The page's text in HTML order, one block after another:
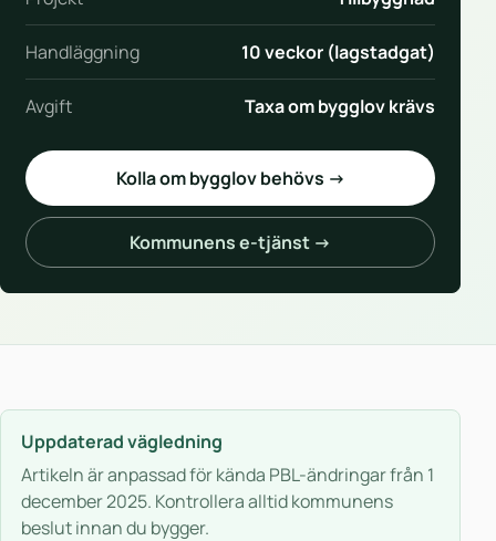
Handläggning 10 veckor (lagstadgat)
Avgift Taxa om bygglov krävs
Kolla om bygglov behövs →
Kommunens e-tjänst →
Uppdaterad vägledning
Artikeln är anpassad för kända PBL-ändringar från 1
december 2025. Kontrollera alltid kommunens
beslut innan du bygger.